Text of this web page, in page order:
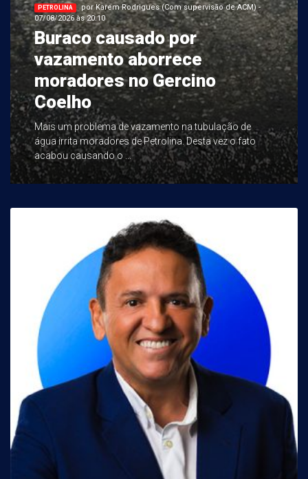
PETROLINA
por Karem Rodrigues (Com supervisão de ACM) -
07/08/2026 às 20:10
Buraco causado por
vazamento aborrece
moradores no Gercino
Coelho
Mais um problema de vazamento na tubulação de
água irrita moradores de Petrolina. Desta vez o fato
acabou causando o ...